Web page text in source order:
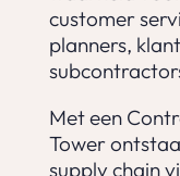
customer
planners,
Met een
Tower
supply chain